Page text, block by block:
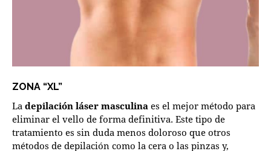
ZONA “XL”
La depilación láser masculina es el mejor método para
eliminar el vello de forma definitiva. Este tipo de
tratamiento es sin duda menos doloroso que otros
métodos de depilación como la cera o las pinzas y,